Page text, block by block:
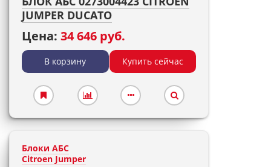
JUMPER DUCATO
Цена: 34 646 руб.
В корзину Купить сейчас
Блоки АБС
Citroen Jumper